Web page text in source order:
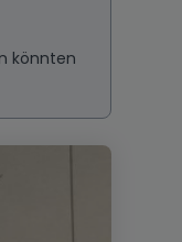
könnten